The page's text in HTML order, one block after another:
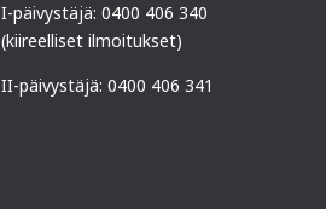
I-päivystäjä: 0400 406 340
(kiireelliset ilmoitukset)
II-päivystäjä: 0400 406 341